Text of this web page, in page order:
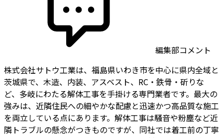
編集部コメント
株式会社サトウ工業は、福島県いわき市を中心に県内全域と
茨城県で、木造、内装、アスベスト、RC・鉄骨・斫りな
ど、多岐にわたる解体工事を手掛ける専門業者です。最大の
強みは、近隣住民への細やかな配慮と迅速かつ高品質な施工
を両立している点にあります。解体工事は騒音や粉塵など近
隣トラブルの懸念がつきものですが、同社では着工前の丁寧